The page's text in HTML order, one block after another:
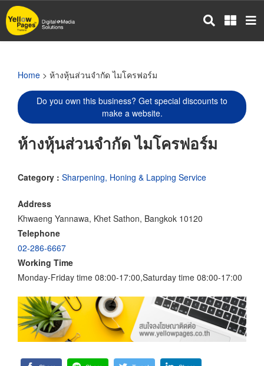
Skip
to
main
Home > ห้างหุ้นส่วนจำกัด ไมโครฟอร์ม
Do you own this business? Get special discounts to
make a website.
ห้างหุ้นส่วนจำกัด ไมโครฟอร์ม
Category : Sharpening, Honing & Lapping Service
Address
Khwaeng Yannawa, Khet Sathon, Bangkok 10120
Telephone
02-286-6667
Working Time
Monday-Friday time 08:00-17:00,Saturday time 08:00-17:00